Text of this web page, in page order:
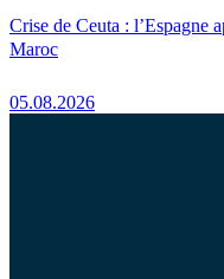
Crise de Ceuta : l’Espagne
Maroc
05.08.2026